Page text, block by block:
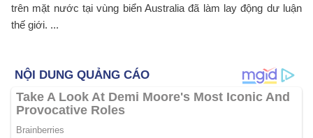
trên mặt nước tại vùng biển Australia đã làm lay động dư luận
thế giới. ...